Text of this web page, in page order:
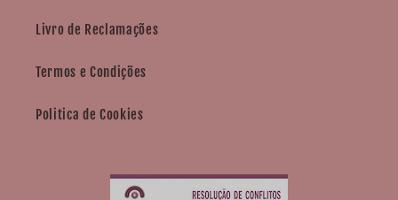
Livro de Reclamações
Termos e Condições
Politica de Cookies